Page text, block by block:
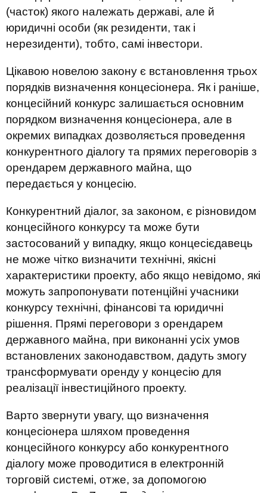
(часток) якого належать державі, але й
юридичні особи (як резиденти, так і
нерезиденти), тобто, самі інвестори.
Цікавою новелою закону є встановлення трьох
порядків визначення концесіонера. Як і раніше,
концесійний конкурс залишається основним
порядком визначення концесіонера, але в
окремих випадках дозволяється проведення
конкурентного діалогу та прямих переговорів з
орендарем державного майна, що
передається у концесію.
Конкурентний діалог, за законом, є різновидом
концесійного конкурсу та може бути
застосований у випадку, якщо концесієдавець
не може чітко визначити технічні, якісні
характеристики проекту, або якщо невідомо, які
можуть запропонувати потенційні учасники
конкурсу технічні, фінансові та юридичні
рішення. Прямі переговори з орендарем
державного майна, при виконанні усіх умов
встановлених законодавством, дадуть змогу
трансформувати оренду у концесію для
реалізації інвестиційного проекту.
Варто звернути увагу, що визначення
концесіонера шляхом проведення
концесійного конкурсу або конкурентного
діалогу може проводитися в електронній
торговій системі, отже, за допомогою